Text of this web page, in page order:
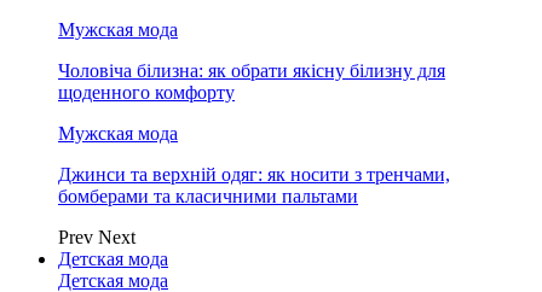
Мужская мода
Чоловіча білизна: як обрати якісну білизну для
щоденного комфорту
Мужская мода
Джинси та верхній одяг: як носити з тренчами,
бомберами та класичними пальтами
Prev Next
Детская мода
Детская мода